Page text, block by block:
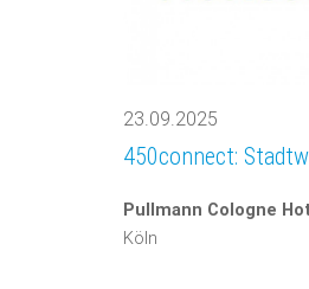
23.09.2025
450connect:
Pullmann Cologne
Köln